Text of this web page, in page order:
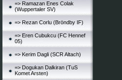
=> Ramazan Enes Colak
(Wuppertaler SV)
=> Rezan Corlu (Bröndby IF)
=> Eren Cubukcu (FC Hennef
05)
=> Kerim Dagli (SCR Altach)
=> Dogukan Dalkiran (TuS
Komet Arsten)